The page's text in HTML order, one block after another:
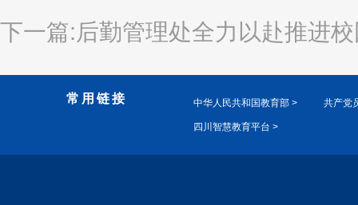
下一篇:后勤管理处全力以赴推进
常用链接 中华人民共和国教育部 > 共产党
四川智慧教育平台 >